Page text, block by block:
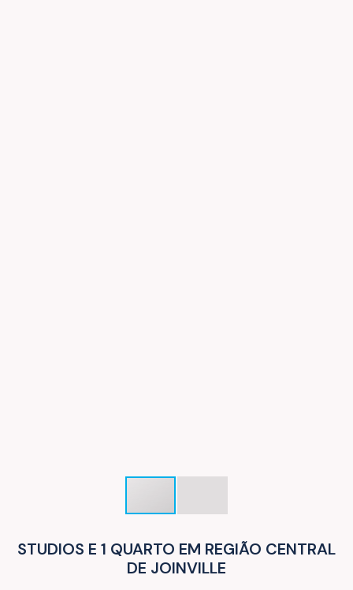
STUDIOS E 1 QUARTO EM REGIÃO CENTRAL
DE JOINVILLE